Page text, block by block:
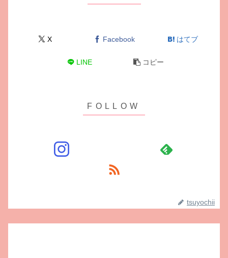
X Facebook はてブ
LINE コピー
tsuyochii